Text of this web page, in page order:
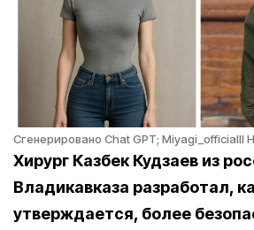
Сгенерировано Chat GPT; Miyagi_officialll
Хирург Казбек Кудзаев из
Владикавказа разработал,
утверждается, более